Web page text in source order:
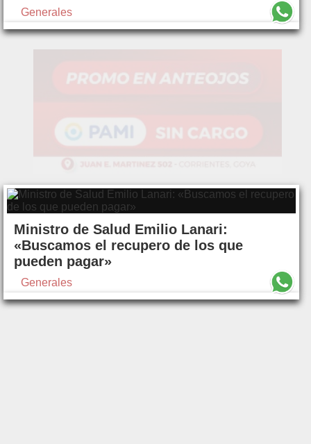
Generales
Ministro de Salud Emilio Lanari:
«Buscamos el recupero de los que
pueden pagar»
Generales